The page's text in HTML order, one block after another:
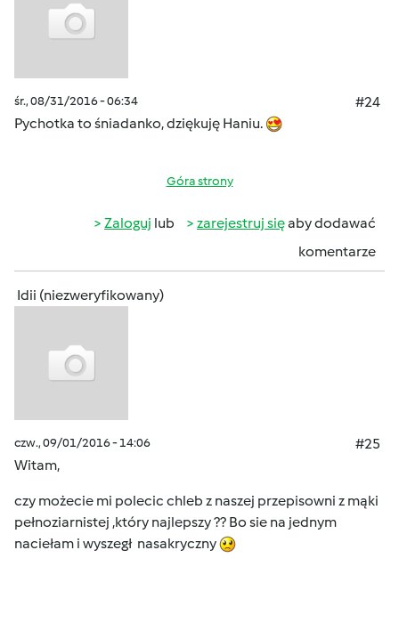
śr., 08/31/2016 - 06:34
#24
Pychotka to śniadanko, dziękuję Haniu.
Góra strony
Zaloguj lub zarejestruj sięaby dodawać
komentarze
Idii (niezweryfikowany)
czw., 09/01/2016 - 14:06
#25
Witam,
czy możecie mi polecic chleb z naszej przepisowni z mąki
pełnoziarnistej ,który najlepszy ?? Bo sie na jednym
naciełam i wyszegł nasakryczny